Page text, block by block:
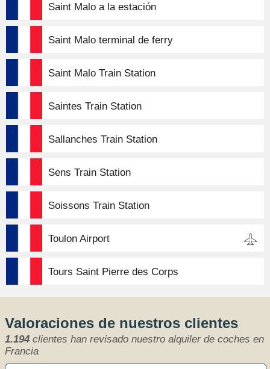
Saint Malo a la estación
Saint Malo terminal de ferry
Saint Malo Train Station
Saintes Train Station
Sallanches Train Station
Sens Train Station
Soissons Train Station
Toulon Airport
Tours Saint Pierre des Corps
Valoraciones de nuestros clientes
1.194 clientes han revisado nuestro alquiler de coches en
Francia